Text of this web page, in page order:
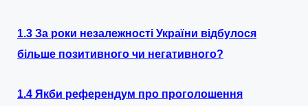
1.3 За роки незалежності України відбулося
більше позитивного чи негативного?
1.4 Якби референдум про проголошення